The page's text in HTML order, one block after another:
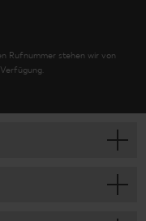
Rufnummer stehen wir von